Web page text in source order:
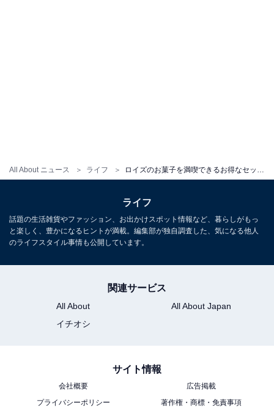
All About ニュース ライフ
板チョコレート［トフィー＆アーモンド］
ライフ
話題の生活雑貨やファッション、お出かけスポット情報など、暮らしがもっ
と楽しく、豊かになるヒントが満載。編集部が独自調査した、気になる他人
のライフスタイル事情も公開しています。
関連サービス
All About
All About Japan
イチオシ
サイト情報
会社概要
広告掲載
プライバシーポリシー
著作権・商標・免責事項